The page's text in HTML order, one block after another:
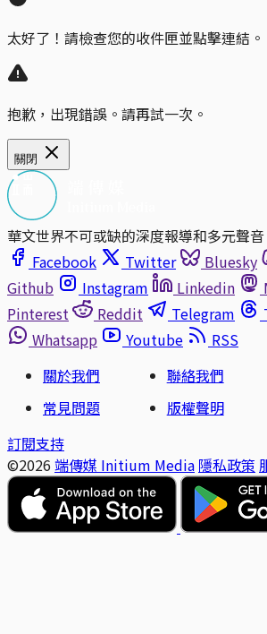
太好了！請檢查您的收件匣並點擊連結。
抱歉，出現錯誤。請再試一次。
關閉
華文世界不可或缺的深度報導和多元聲音
Facebook
Twitter Bluesky
Github
Instagram Linkedin
Pinterest
Reddit Telegram
Whatsapp
Youtube
RSS
關於我們
聯絡我們
常見問題
版權聲明
訂閱支持
©2026 端傳媒 Initium Media 隱私政策